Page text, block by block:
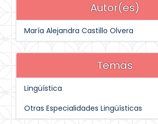
Autor(es)
María Alejandra Castillo Olvera
Temas
Lingüística
Otras Especialidades Lingüísticas